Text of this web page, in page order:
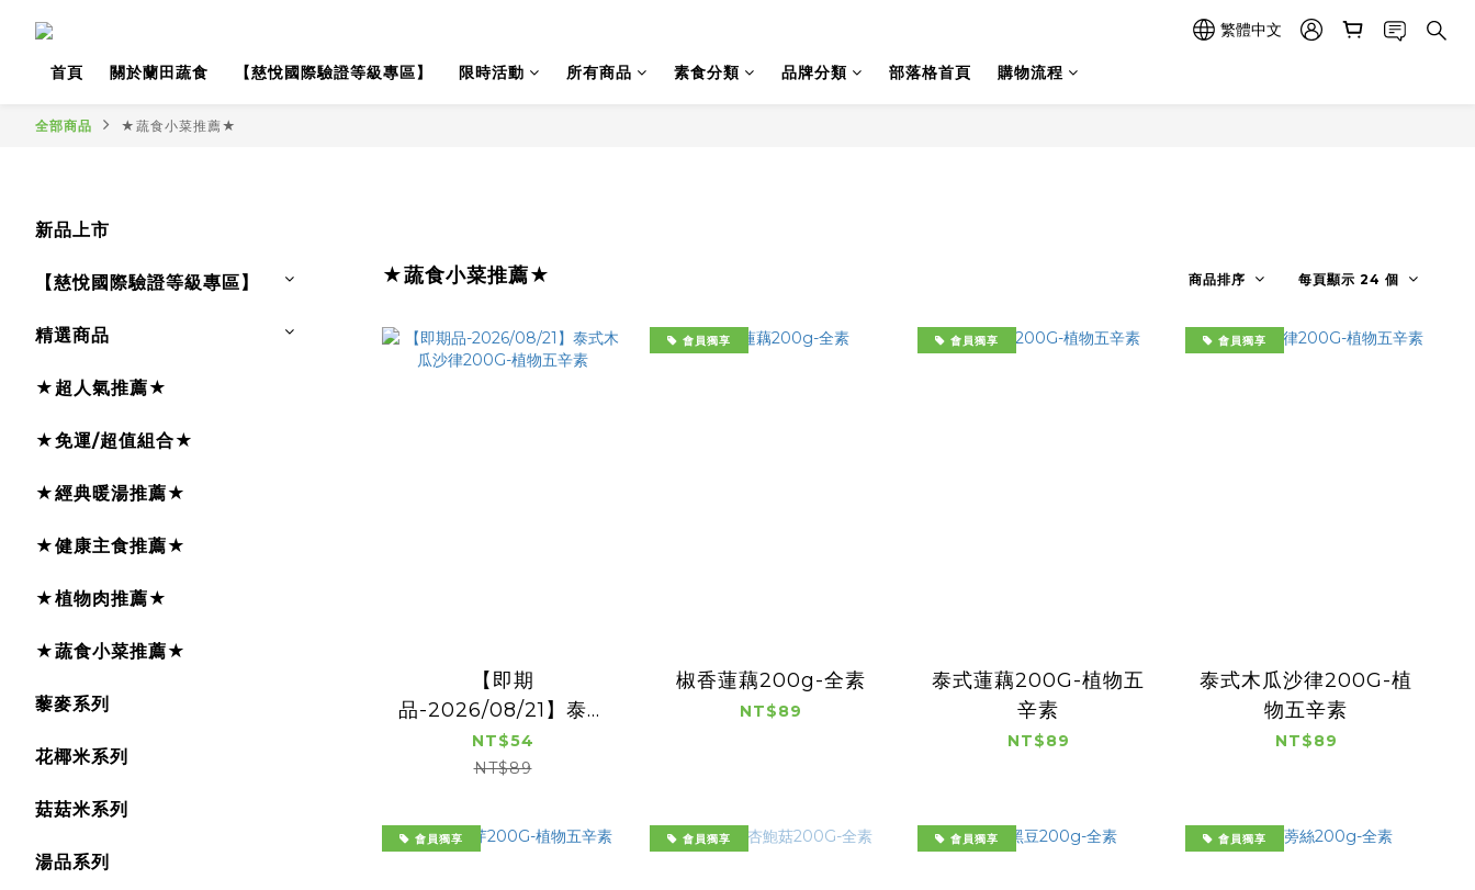
繁體中文
首頁 關於蘭田蔬食 【慈悅國際驗證等級專區】 限時活動 所有商品 素食分類 品牌分類 部落格首頁 購物流程
全部商品 ★蔬食小菜推薦★
新品上市
【慈悅國際驗證等級專區】
精選商品
★超人氣推薦★
★免運/超值組合★
★經典暖湯推薦★
★健康主食推薦★
★植物肉推薦★
★蔬食小菜推薦★
藜麥系列
花椰米系列
菇菇米系列
湯品系列
★蔬食小菜推薦★ 商品排序 每頁顯示 24 個
【即期
品-2026/08/21】泰式
木瓜沙律200G-植物五
辛素
NT$54
NT$89
會員獨享
椒香蓮藕200g-全素
NT$89
會員獨享
泰式蓮藕200G-植物五
辛素
NT$89
會員獨享
泰式木瓜沙律200G-植
物五辛素
NT$89
會員獨享 會員獨享 會員獨享 會員獨享